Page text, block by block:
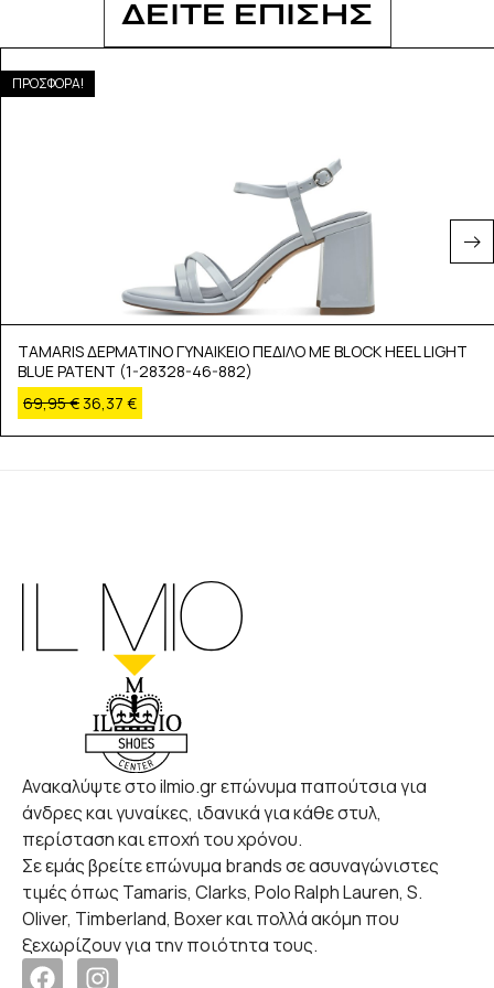
ΔΕΙΤΕ ΕΠΙΣΗΣ
ΠΡΟΣΦΟΡΑ!
TAMARIS ΔΕΡΜΑΤΙΝΟ ΓΥΝΑΙΚΕΙΟ ΠΕΔΙΛΟ ΜΕ BLOCK HEEL LIGHT
BLUE PATENT (1-28328-46-882)
69,95€ 36,37 €
Ανακαλύψτε στο ilmio.gr επώνυμα παπούτσια για
άνδρες και γυναίκες, ιδανικά για κάθε στυλ,
περίσταση και εποχή του χρόνου.
Σε εμάς βρείτε επώνυμα brands σε ασυναγώνιστες
τιμές όπως Tamaris, Clarks, Polo Ralph Lauren, S.
Oliver, Timberland, Boxer και πολλά ακόμη που
ξεχωρίζουν για την ποιότητα τους.